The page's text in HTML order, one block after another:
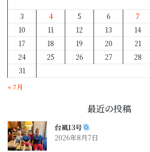
3
4 5 6 7
10
11 12 13 14
17
18 19 20 21
24
25 26 27 28
31
« 7月
最近の投稿
台風13号
2026年8月7日